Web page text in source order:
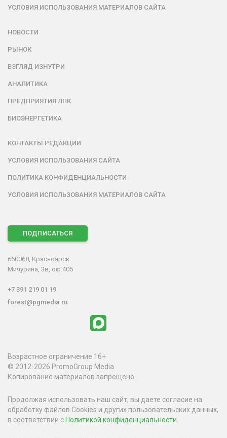
УСЛОВИЯ ИСПОЛЬЗОВАНИЯ МАТЕРИАЛОВ САЙТА
НОВОСТИ
РЫНОК
ВЗГЛЯД ИЗНУТРИ
АНАЛИТИКА
ПРЕДПРИЯТИЯ ЛПК
БИОЭНЕРГЕТИКА
КОНТАКТЫ РЕДАКЦИИ
УСЛОВИЯ ИСПОЛЬЗОВАНИЯ САЙТА
ПОЛИТИКА КОНФИДЕНЦИАЛЬНОСТИ
УСЛОВИЯ ИСПОЛЬЗОВАНИЯ МАТЕРИАЛОВ САЙТА
ПОДПИСАТЬСЯ
660068, Красноярск
Мичурина, 3в, оф.405
+7 391 219 01 19
forest@pgmedia.ru
Возрастное ограничение 16+
© 2012-2026 PromoGroup Media
Копирование материалов запрещено.
Продолжая использовать наш сайт, вы даете согласие на
обработку файлов Cookies и других пользовательских данных,
в соответствии с Политикой конфиденциальности.